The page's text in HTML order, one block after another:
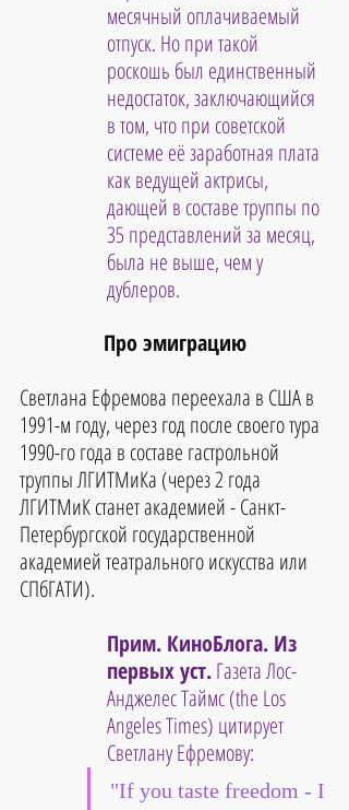
месячный оплачиваемый
отпуск. Но при такой
роскошь был единственный
недостаток, заключающийся
в том, что при советской
системе её заработная плата
как ведущей актрисы,
дающей в составе труппы по
35 представлений за месяц,
была не выше, чем у
дублеров.
Про эмиграцию
Светлана Ефремова переехала в США в
1991-м году, через год после своего тура
1990-го года в составе гастрольной
труппы ЛГИТМиКа (через 2 года
ЛГИТМиК станет академией - Санкт-
Петербургской государственной
академией театрального искусства или
СПбГАТИ).
Прим. КиноБлога. Из
первых уст. Газета Лос-
Анджелес Таймс (the Los
Angeles Times) цитирует
Светлану Ефремову:
"If you taste freedom - I